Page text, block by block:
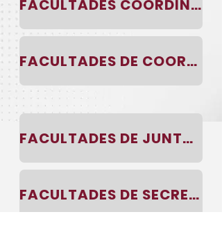
FACULTADES COORDINACION DE DESARROLLO ECONOMICO
FACULTADES DE COORDINACION DE JUECES CALIFICADORES
FACULTADES DE JUNTA MUNICIPAL DE RECLUTAMIENTO
FACULTADES DE SECRETARIA GENERAL